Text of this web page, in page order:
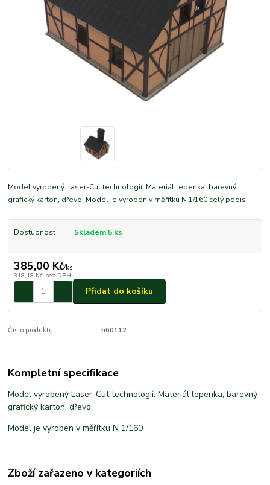
Model vyrobený Laser-Cut technologií. Materiál lepenka, barevný
grafický karton, dřevo. Model je vyroben v měřítku N 1/160 celý popis
Dostupnost Skladem 5 ks
385,00 Kč/ks
318,18 Kč bez DPH
Přidat do košíku
Číslo produktu: n60112
Kompletní specifikace
Model vyrobený Laser-Cut technologií. Materiál lepenka, barevný
grafický karton, dřevo.
Model je vyroben v měřítku N 1/160
Zboží zařazeno v kategoriích